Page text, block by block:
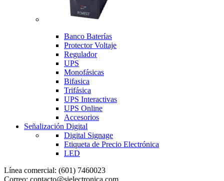
Banco Baterías
Protector Voltaje
Regulador
UPS
Monofásicas
Bifasica
Trifásica
UPS Interactivas
UPS Online
Accesorios
Señalización Digital
Digital Signage
Etiqueta de Precio Electrónica
LED
Línea comercial: (601) 7460023
Correo: contacto@sielectronica.com